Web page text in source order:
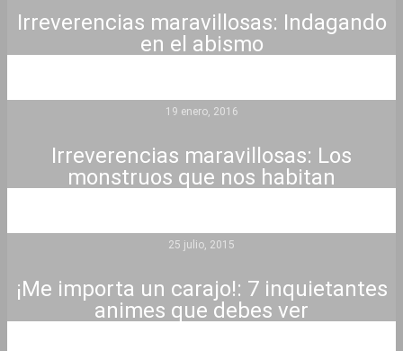
Irreverencias maravillosas: Indagando
en el abismo
19 enero, 2016
Irreverencias maravillosas: Los
monstruos que nos habitan
25 julio, 2015
¡Me importa un carajo!: 7 inquietantes
animes que debes ver